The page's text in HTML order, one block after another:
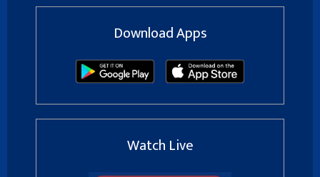
Download Apps
Watch Live